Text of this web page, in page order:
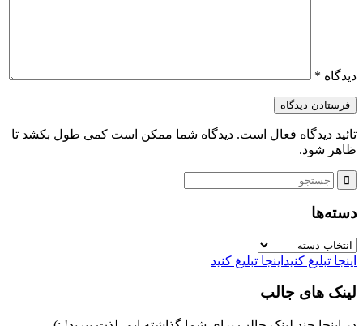
دیدگاه *
تائید دیدگاه فعال است. دیدگاه شما ممکن است کمی طول بکشد تا
ظاهر شود.
دسته‌ها
دسته‌ها
اینجا تبلیغ کنید اینجا تبلیغ کنید
لینک های جالب